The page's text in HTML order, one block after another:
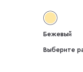
Бежевый
Выберите